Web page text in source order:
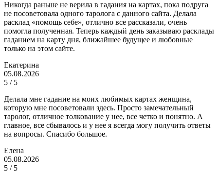
Никогда раньше не верила в гадания на картах, пока подруга
не посоветовала одного таролога с данного сайта. Делала
расклад «помощь себе», отлично все рассказали, очень
помогла полученная. Теперь каждый день заказываю расклады
гаданием на карту дня, ближайшее будущее и любовные
только на этом сайте.
Екатерина
05.08.2026
5 / 5
Делала мне гадание на моих любимых картах женщина,
которую мне посоветовали здесь. Просто замечательный
таролог, отличное толкование у нее, все четко и понятно. А
главное, все сбывалось и у нее я всегда могу получить ответы
на вопросы. Спасибо большое.
Елена
05.08.2026
5 / 5